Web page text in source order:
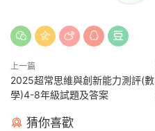
上一篇
2025超常思維與創新能力測評(數
學)4-8年級試題及答案
猜你喜歡